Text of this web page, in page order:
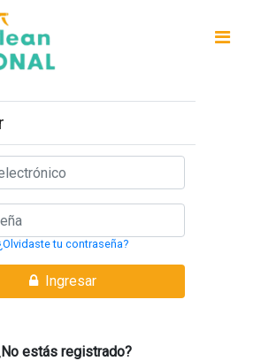
tu contraseña?
Ingresar
estás registrado?